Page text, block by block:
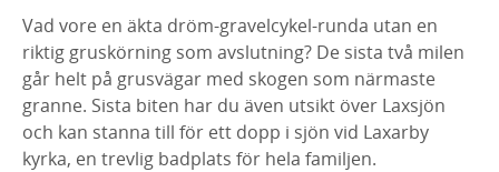
Vad vore en äkta dröm-gravelcykel-runda utan en
riktig gruskörning som avslutning? De sista två milen
går helt på grusvägar med skogen som närmaste
granne. Sista biten har du även utsikt över Laxsjön
och kan stanna till för ett dopp i sjön vid Laxarby
kyrka, en trevlig badplats för hela familjen.